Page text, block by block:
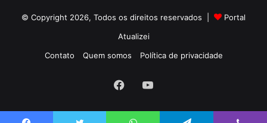
© Copyright 2026, Todos os direitos reservados |
Portal
Atualizei
Contato
Quem somos Política de privacidade
FacebookYouTube